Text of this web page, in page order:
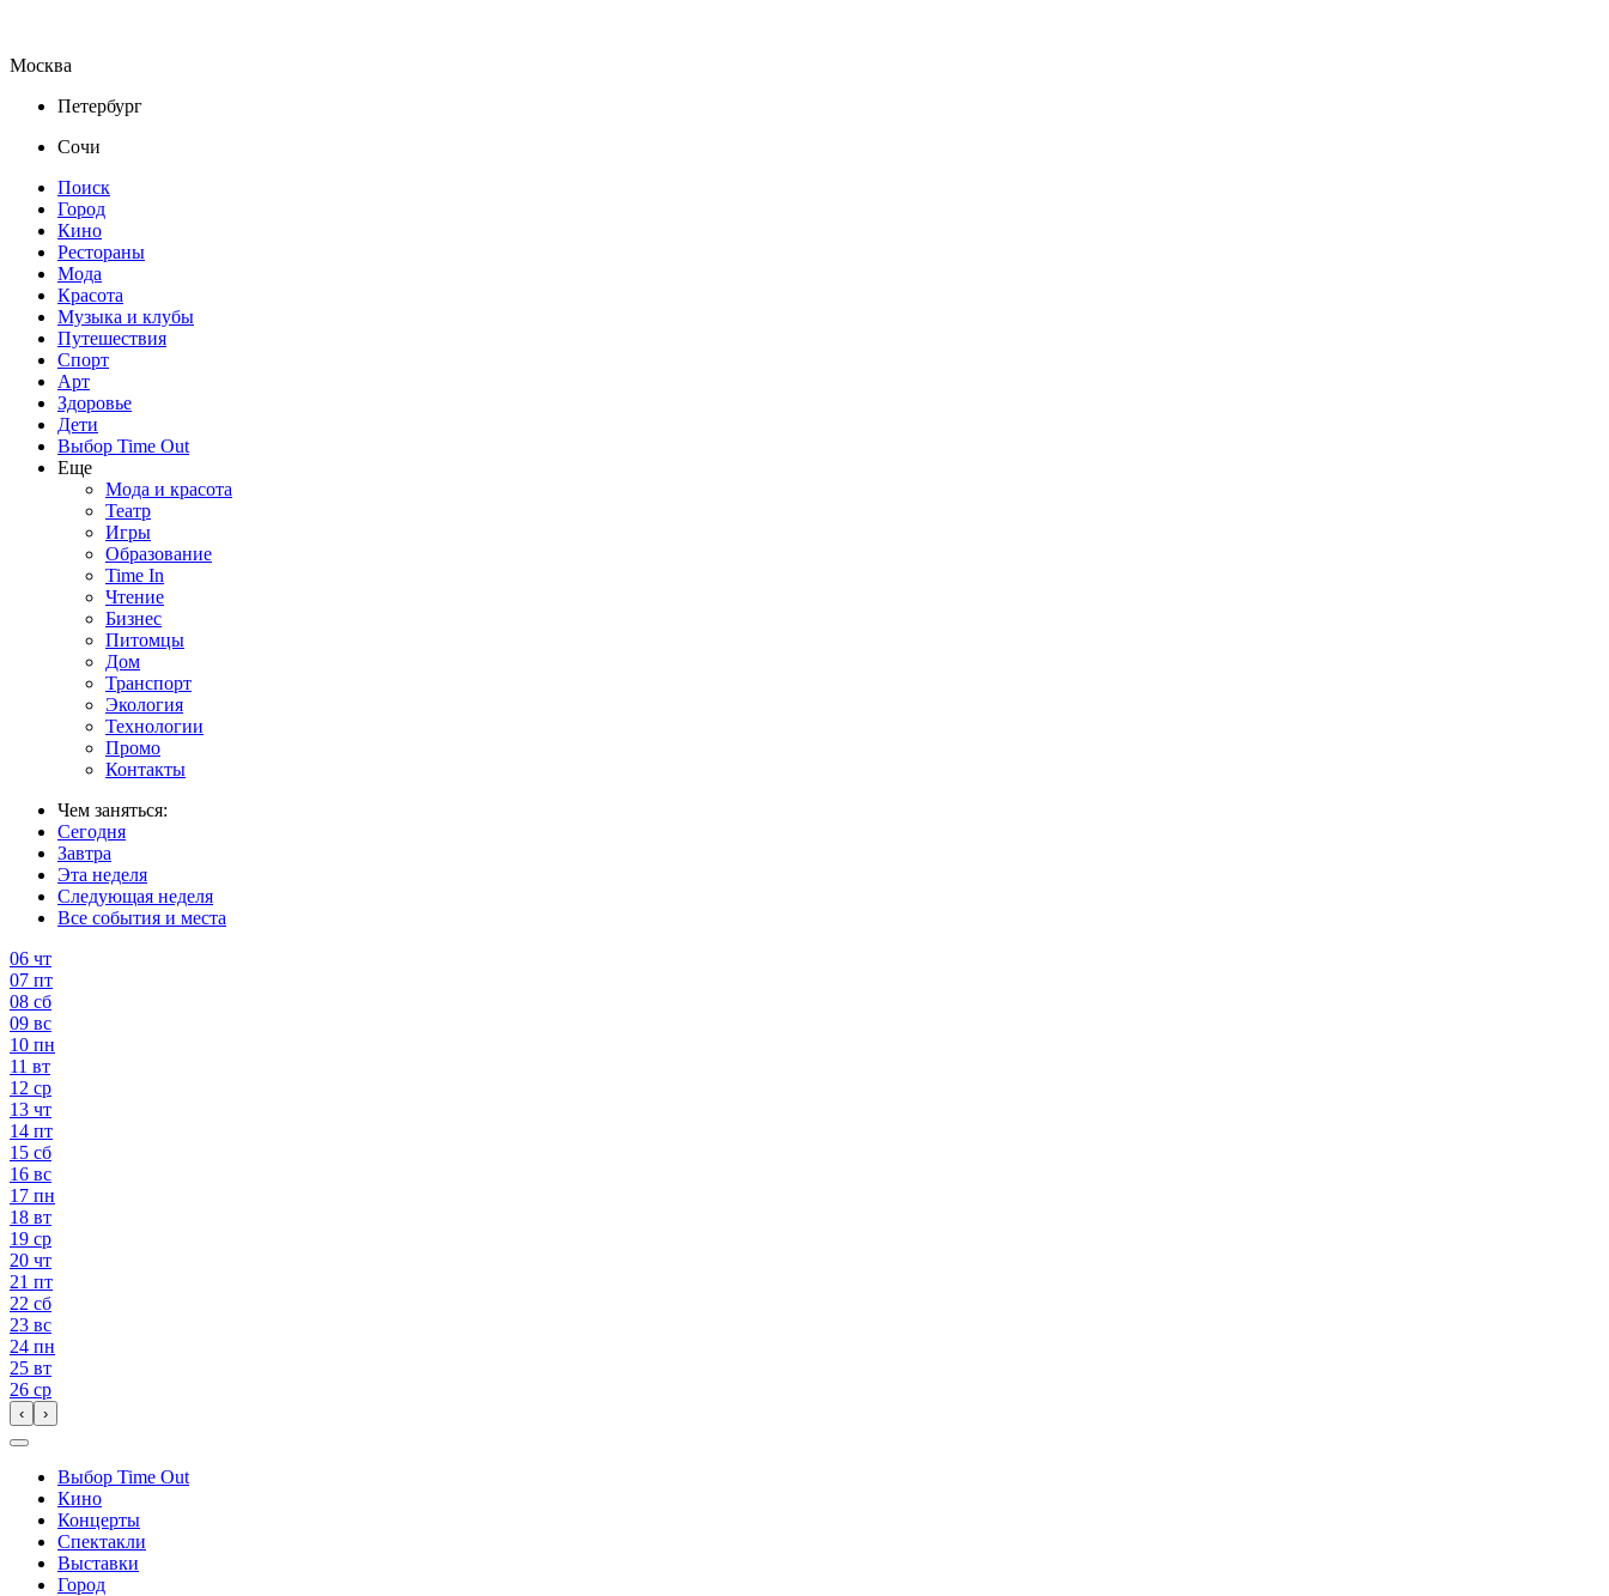
Москва
Петербург
Сочи
Поиск
Город
Кино
Рестораны
Мода
Красота
Музыка и клубы
Путешествия
Спорт
Арт
Здоровье
Дети
Выбор Time Out
Еще
Мода и красота
Театр
Игры
Образование
Time In
Чтение
Бизнес
Питомцы
Дом
Транспорт
Экология
Технологии
Промо
Контакты
Чем заняться:
Сегодня
Завтра
Эта неделя
Следующая неделя
Все события и места
06 чт
07 пт
08 сб
09 вс
10 пн
11 вт
12 ср
13 чт
14 пт
15 сб
16 вс
17 пн
18 вт
19 ср
20 чт
21 пт
22 сб
23 вс
24 пн
25 вт
26 ср
‹ ›
Выбор Time Out
Кино
Концерты
Спектакли
Выставки
Город